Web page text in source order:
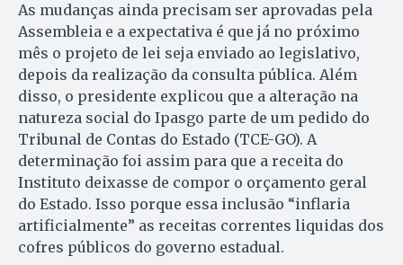
As mudanças ainda precisam ser aprovadas pela
Assembleia e a expectativa é que já no próximo
mês o projeto de lei seja enviado ao legislativo,
depois da realização da consulta pública. Além
disso, o presidente explicou que a alteração na
natureza social do Ipasgo parte de um pedido do
Tribunal de Contas do Estado (TCE-GO). A
determinação foi assim para que a receita do
Instituto deixasse de compor o orçamento geral
do Estado. Isso porque essa inclusão “inflaria
artificialmente” as receitas correntes liquidas dos
cofres públicos do governo estadual.